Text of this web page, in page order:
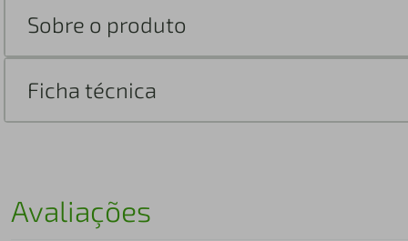
Sobre o produto
Ficha técnica
Avaliações